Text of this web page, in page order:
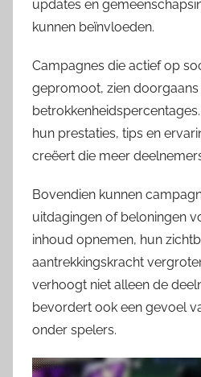
updates en
kunnen beïnvloeden.
Campagnes die actief op
gepromoot, zien
hun prestaties, tips en
creëert die meer
Bovendien kunnen
uitdagingen of beloningen
inhoud opnemen, hun
aantrekkingskracht
verhoogt niet alleen de
bevordert ook een gevoel
onder spelers.